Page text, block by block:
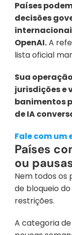
Países
decisões
OpenAI. A
lista oficial
Sua
jurisdições e
banimentos
de IA
Fale com um
Países
ou
Nem todos os
de bloqueio
restrições.
A categoria